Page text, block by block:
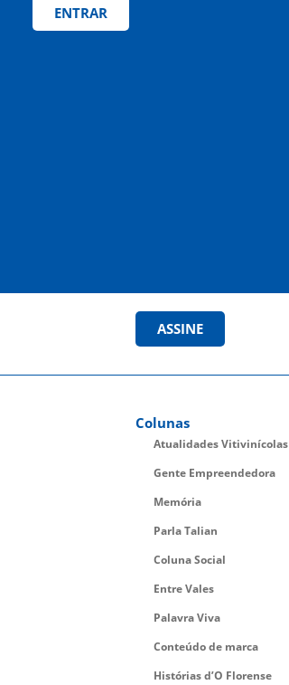
ENTRAR
ASSINE
Colunas
Atualidades Vitivinícolas
Gente Empreendedora
Memória
Parla Talian
Coluna Social
Entre Vales
Palavra Viva
Conteúdo de marca
Histórias d’O Florense